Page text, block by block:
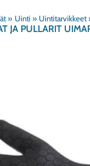
‪» Uinti ‪» Uintitarvikkeet
JA PULLARIT